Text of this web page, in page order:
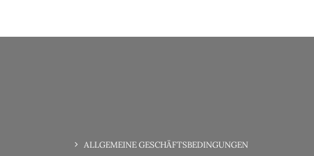
ALLGEMEINE GESCHÄFTSBEDINGUNGEN